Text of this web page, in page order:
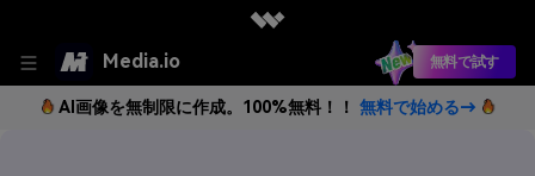
Media.io 無料で試す
AI画像を無制限に作成。100%無料！！ 無料で始める→